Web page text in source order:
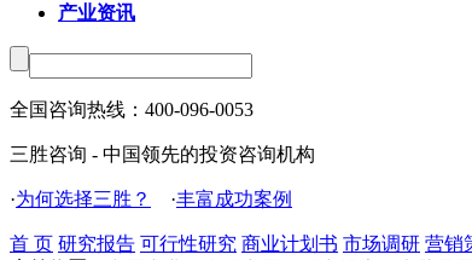
产业资讯
全国咨询热线： 400-096-0053
三胜咨询 - 中国领先的投资咨询机构
·为何选择三胜？ ·丰富成功案例
首 页 研究报告 可行性研究 商业计划书 市场调研 营销